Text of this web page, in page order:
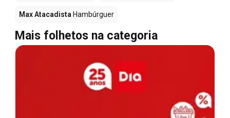
Max Atacadista Hambúrguer
Mais folhetos na categoria